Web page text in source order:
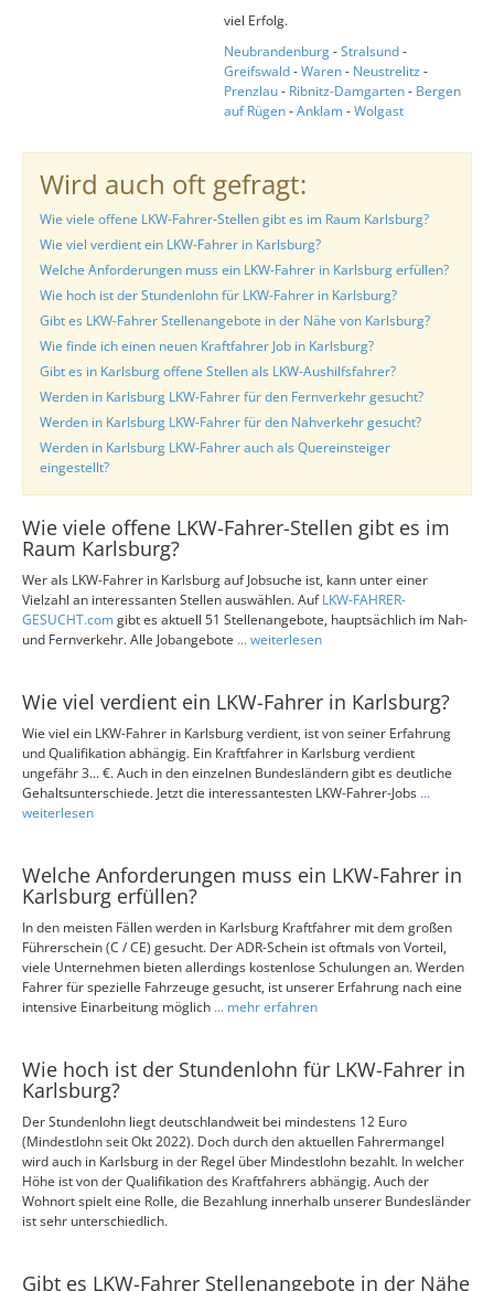
viel Erfolg.
Neubrandenburg-Stralsund-
Greifswald-Waren- Neustrelitz -
Prenzlau- Ribnitz-Damgarten- Bergen
auf Rügen-Anklam-Wolgast
Wird auch oft gefragt:
Wie viele offene LKW-Fahrer-Stellen gibt es im Raum Karlsburg?
Wie viel verdient ein LKW-Fahrer in Karlsburg?
Welche Anforderungen muss ein LKW-Fahrer in Karlsburg erfüllen?
Wie hoch ist der Stundenlohn für LKW-Fahrer in Karlsburg?
Gibt es LKW-Fahrer Stellenangebote in der Nähe von Karlsburg?
Wie finde ich einen neuen Kraftfahrer Job in Karlsburg?
Gibt es in Karlsburg offene Stellen als LKW-Aushilfsfahrer?
Werden in Karlsburg LKW-Fahrer für den Fernverkehr gesucht?
Werden in Karlsburg LKW-Fahrer für den Nahverkehr gesucht?
Werden in Karlsburg LKW-Fahrer auch als Quereinsteiger
eingestellt?
Wie viele offene LKW-Fahrer-Stellen gibt es im
Raum Karlsburg?
Wer als LKW-Fahrer in Karlsburg auf Jobsuche ist, kann unter einer
Vielzahl an interessanten Stellen auswählen. AufLKW-FAHRER-
GESUCHT.comgibt es aktuell 51 Stellenangebote, hauptsächlich im Nah-
und Fernverkehr. Alle Jobangebote ... weiterlesen
Wie viel verdient ein LKW-Fahrer in Karlsburg?
Wie viel ein LKW-Fahrer in Karlsburg verdient, ist von seiner Erfahrung
und Qualifikation abhängig. Ein Kraftfahrer in Karlsburg verdient
ungefähr 3... €. Auch in den einzelnen Bundesländern gibt es deutliche
Gehaltsunterschiede. Jetzt die interessantesten LKW-Fahrer-Jobs ...
weiterlesen
Welche Anforderungen muss ein LKW-Fahrer in
Karlsburg erfüllen?
In den meisten Fällen werden in Karlsburg Kraftfahrer mit dem großen
Führerschein (C / CE) gesucht. Der ADR-Schein ist oftmals von Vorteil,
viele Unternehmen bieten allerdings kostenlose Schulungen an. Werden
Fahrer für spezielle Fahrzeuge gesucht, ist unserer Erfahrung nach eine
intensive Einarbeitung möglich ... mehr erfahren
Wie hoch ist der Stundenlohn für LKW-Fahrer in
Karlsburg?
Der Stundenlohn liegt deutschlandweit bei mindestens 12 Euro
(Mindestlohn seit Okt 2022). Doch durch den aktuellen Fahrermangel
wird auch in Karlsburg in der Regel über Mindestlohn bezahlt. In welcher
Höhe ist von der Qualifikation des Kraftfahrers abhängig. Auch der
Wohnort spielt eine Rolle, die Bezahlung innerhalb unserer Bundesländer
ist sehr unterschiedlich.
Gibt es LKW-Fahrer Stellenangebote in der Nähe